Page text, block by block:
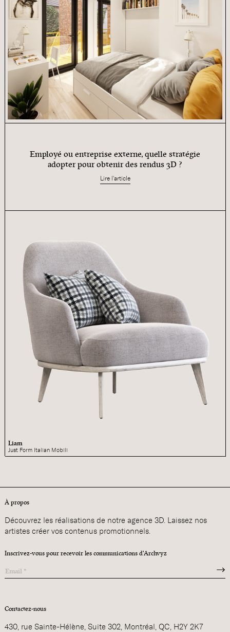
Employé ou entreprise externe, quelle stratégie
adopter pour obtenir des rendus 3D ?
Lire l'article
Liam
Just Form Italian Mobili
À propos
Découvrez les réalisations de notre agence 3D. Laissez nos
artistes créer vos contenus promotionnels.
Inscrivez-vous pour recevoir les communications d'Archvyz
Contactez-nous
430, rue Sainte-Hélène, Suite 302, Montréal, QC, H2Y 2K7